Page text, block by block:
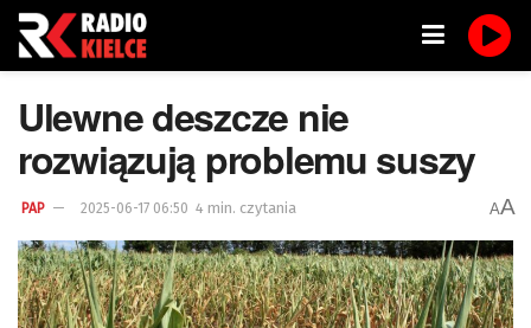
Ulewne deszcze nie
rozwiązują problemu suszy
PAP 2025-06-17 06:50 4 min. czytania AA